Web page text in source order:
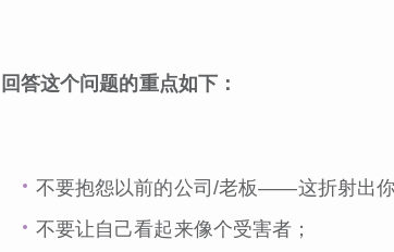
回答这个问题的重点如下：
不要抱怨以前的公司/老板——这折射出你
不要让自己看起来像个受害者；